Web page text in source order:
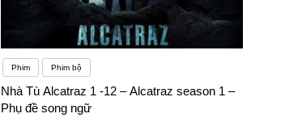
Phim Phim bộ
Nhà Tù Alcatraz 1 -12 – Alcatraz season 1 –
Phụ đề song ngữ